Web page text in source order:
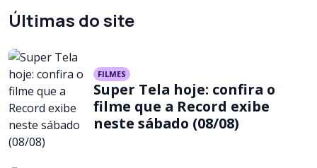
Últimas do site
FILMES
Super Tela hoje: confira o
filme que a Record exibe
neste sábado (08/08)